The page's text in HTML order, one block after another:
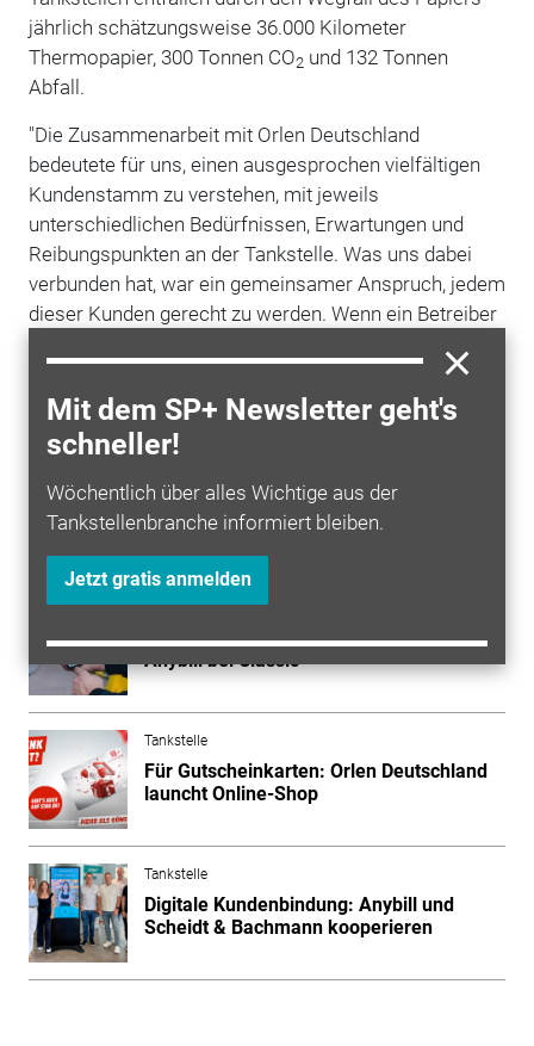
Mit dem SP+ Newsletter geht's
schneller!
Wöchentlich über alles Wichtige aus der
Tankstellenbranche informiert bleiben.
Jetzt gratis anmelden
jährlich schätzungsweise 36.000 Kilometer
Thermopapier, 300 Tonnen CO2und 132 Tonnen
Abfall.
"Die Zusammenarbeit mit Orlen Deutschland
bedeutete für uns, einen ausgesprochen vielfältigen
Kundenstamm zu verstehen, mit jeweils
unterschiedlichen Bedürfnissen, Erwartungen und
Reibungspunkten an der Tankstelle. Was uns dabei
verbunden hat, war ein gemeinsamer Anspruch, jedem
dieser Kunden gerecht zu werden. Wenn ein Betreiber
Entscheidung trifft, setzt das einen neuen Maßstab
dafür, wie Tankstellen inEuropafunktionieren können",
so Mitul Jain, Mitgründer und Geschäftsführer von
Refive
Tankstelle
Digitalisierung: Digitale Kassenbons von
Anybill bei Classic
Tankstelle
Für Gutscheinkarten: Orlen Deutschland
launcht Online-Shop
Tankstelle
Digitale Kundenbindung: Anybill und
Scheidt & Bachmann kooperieren